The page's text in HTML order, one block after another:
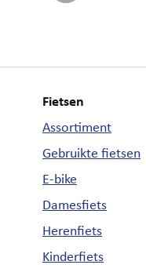
Fietsen
Assortiment
Gebruikte fietsen
E-bike
Damesfiets
Herenfiets
Kinderfiets